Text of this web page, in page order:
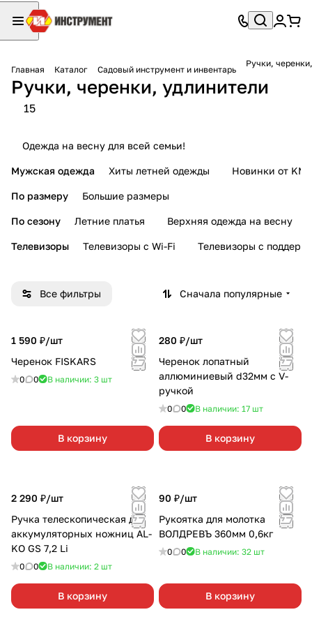
Главная Каталог Садовый инструмент и инвентарь
Ручки,
Ручки, черенки, удлинители
15
Одежда на весну для всей семьи!
Мужская одежда Хиты летней одежды Новинки от KMI
По размеру Большие размеры
По сезону Летние платья Верхняя одежда на весну
Телевизоры Телевизоры с Wi-Fi Телевизоры с
Все фильтры Сначала популярные
1 590 ₽/шт
Черенок FISKARS
0 0 В наличии: 3 шт
В корзину
280 ₽/шт
Черенок лопатный
аллюминиевый d32мм с V-
ручкой
0 0 В наличии: 17 шт
В корзину
2 290 ₽/шт
Ручка телескопическая для
аккумуляторных ножниц AL-
KO GS 7,2 Li
0 0 В наличии: 2 шт
В корзину
90 ₽/шт
Рукоятка для молотка
ВОЛДРЕВЪ 360мм 0,6кг
0 0 В наличии: 32 шт
В корзину